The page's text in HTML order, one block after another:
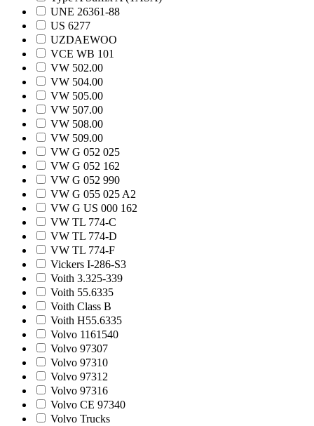
UNE 26361-88
US 6277
UZDAEWOO
VCE WB 101
VW 502.00
VW 504.00
VW 505.00
VW 507.00
VW 508.00
VW 509.00
VW G 052 025
VW G 052 162
VW G 052 990
VW G 055 025 A2
VW G US 000 162
VW TL 774-C
VW TL 774-D
VW TL 774-F
Vickers I-286-S3
Voith 3.325-339
Voith 55.6335
Voith Class B
Voith H55.6335
Volvo 1161540
Volvo 97307
Volvo 97310
Volvo 97312
Volvo 97316
Volvo CE 97340
Volvo Trucks